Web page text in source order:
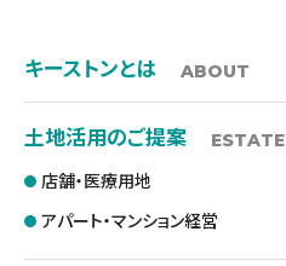
キーストンとは ABOUT
土地活用のご提案 ESTATE
店舗・医療用地
アパート・マンション経営